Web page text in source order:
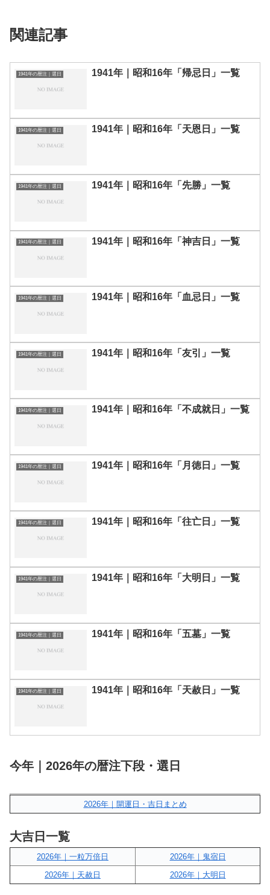
関連記事
1941年の暦注｜選日 1941年｜昭和16年「帰忌日」一覧
1941年の暦注｜選日 1941年｜昭和16年「天恩日」一覧
1941年の暦注｜選日 1941年｜昭和16年「先勝」一覧
1941年の暦注｜選日 1941年｜昭和16年「神吉日」一覧
1941年の暦注｜選日 1941年｜昭和16年「血忌日」一覧
1941年の暦注｜選日 1941年｜昭和16年「友引」一覧
1941年の暦注｜選日 1941年｜昭和16年「不成就日」一覧
1941年の暦注｜選日 1941年｜昭和16年「月徳日」一覧
1941年の暦注｜選日 1941年｜昭和16年「往亡日」一覧
1941年の暦注｜選日 1941年｜昭和16年「大明日」一覧
1941年の暦注｜選日 1941年｜昭和16年「五墓」一覧
1941年の暦注｜選日 1941年｜昭和16年「天赦日」一覧
今年｜2026年の暦注下段・選日
2026年｜開運日・吉日まとめ
大吉日一覧
2026年｜一粒万倍日
2026年｜鬼宿日
2026年｜天赦日
2026年｜大明日